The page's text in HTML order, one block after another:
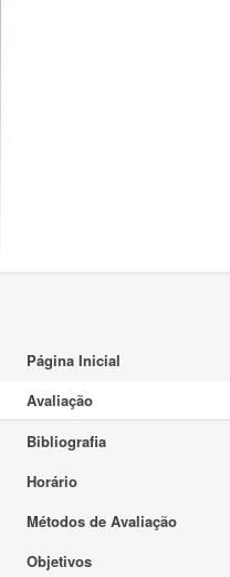
Página Inicial
Avaliação
Bibliografia
Horário
Métodos de Avaliação
Objetivos